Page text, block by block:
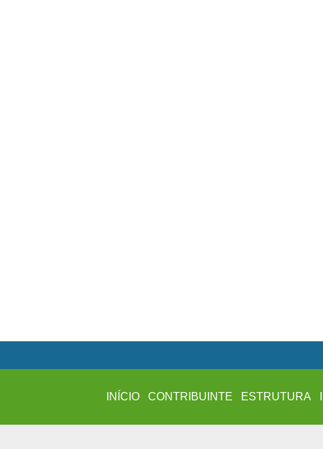
INÍCIO CONTRIBUINTE ESTRUTURA